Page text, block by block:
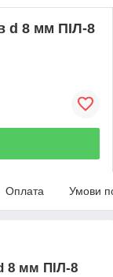
d 8 мм ПІЛ-8
Оплата Умови
8 мм ПІЛ-8